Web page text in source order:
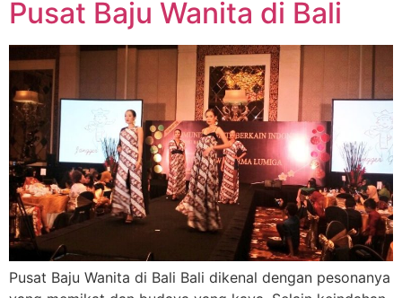
Pusat Baju Wanita di Bali
Pusat Baju Wanita di Bali Bali dikenal dengan pesonanya